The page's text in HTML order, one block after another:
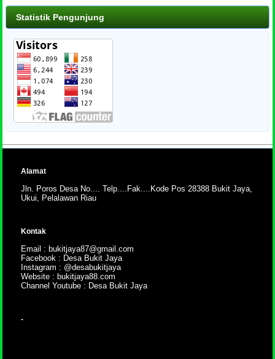
Statistik Pengunjung
Alamat
Jln. Poros Desa No.... Telp....Fak....Kode Pos 28388 Bukit Jaya,
Ukui, Pelalawan Riau
Kontak
Email : bukitjaya87@gmail.com
Facebook : Desa Bukit Jaya
Instagram : @desabukitjaya
Website : bukitjaya88.com
Channel Youtube : Desa Bukit Jaya
-